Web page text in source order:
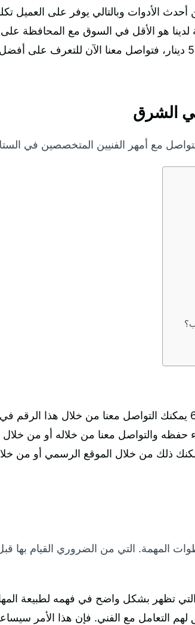
الأدوات وبالتالي يوفر على العميل
هو الأقل في السوق مع المحافظة
الشرق
مع أمهر الفنيين المتخصصين في
حفظه والتواصل معنا من خلاله أو من خلال
ذلك من خلال الموقع الرسمي أو من خلال
المهمة. التي من الضروري القيام
تظهر بشكل واضح في فهمه لطبيعة
لهم التعامل مع الفني. فإن هذا الأمر